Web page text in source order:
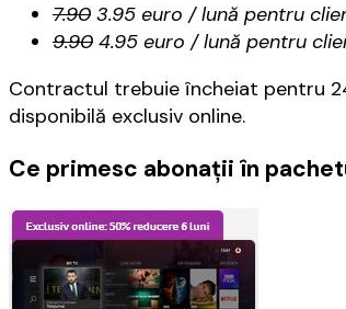
7.90 3.95 euro / lună pentru
9.90 4.95 euro / lună pentru
Contractul trebuie încheiat pentru
disponibilă exclusiv online.
Ce primesc abonaţii în